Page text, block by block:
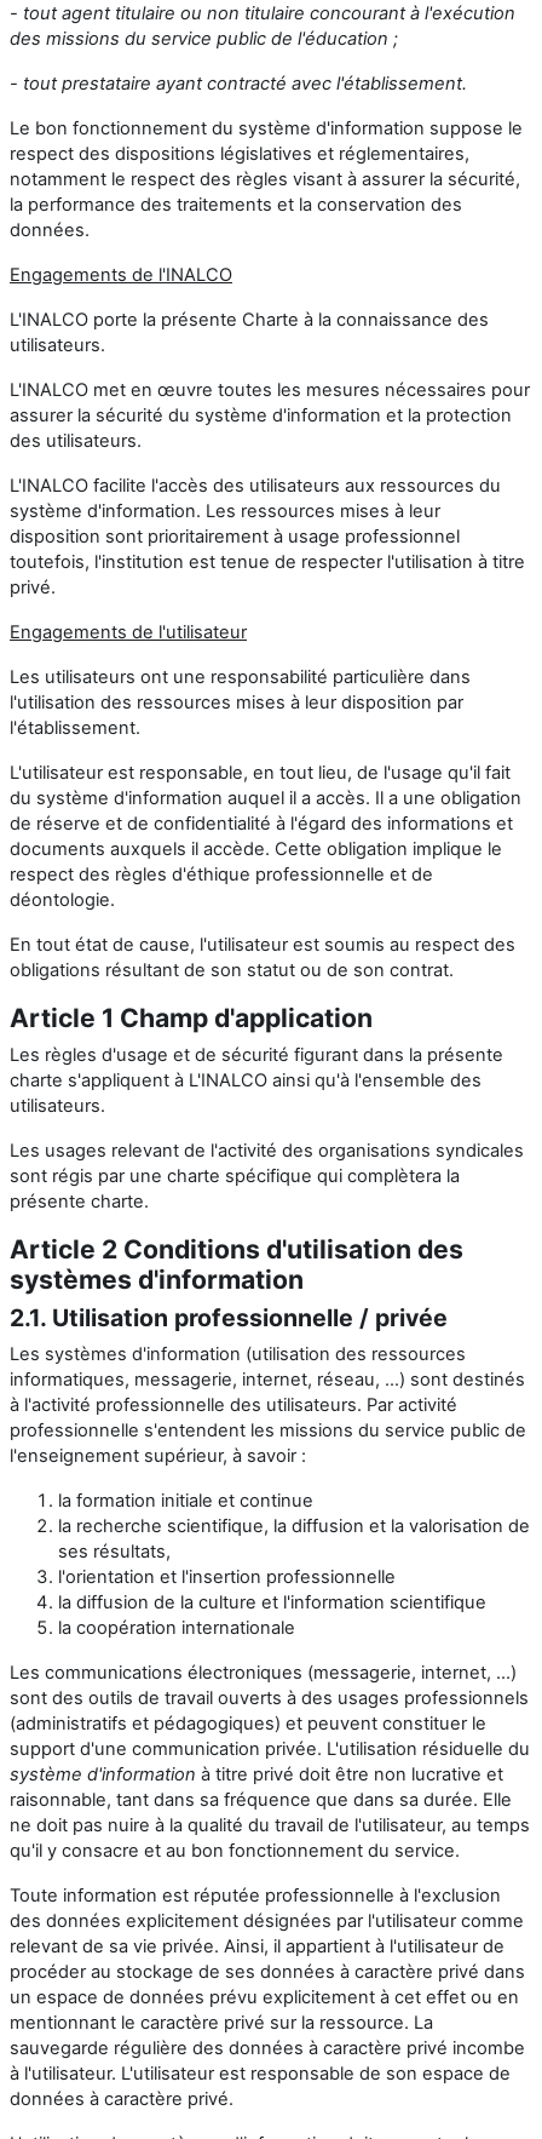
- tout agent titulaire ou non titulaire concourant à l'exécution
des missions du service public de l'éducation ;
- tout prestataire ayant contracté avec l'établissement.
Le bon fonctionnement du système d'information suppose le
respect des dispositions législatives et réglementaires,
notamment le respect des règles visant à assurer la sécurité,
la performance des traitements et la conservation des
données.
Engagements de l'INALCO
L'INALCO porte la présente Charte à la connaissance des
utilisateurs.
L'INALCO met en œuvre toutes les mesures nécessaires pour
assurer la sécurité du système d'information et la protection
des utilisateurs.
L'INALCO facilite l'accès des utilisateurs aux ressources du
système d'information. Les ressources mises à leur
disposition sont prioritairement à usage professionnel
toutefois, l'institution est tenue de respecter l'utilisation à titre
privé.
Engagements de l'utilisateur
Les utilisateurs ont une responsabilité particulière dans
l'utilisation des ressources mises à leur disposition par
l'établissement.
L'utilisateur est responsable, en tout lieu, de l'usage qu'il fait
du système d'information auquel il a accès. Il a une obligation
de réserve et de confidentialité à l'égard des informations et
documents auxquels il accède. Cette obligation implique le
respect des règles d'éthique professionnelle et de
déontologie.
En tout état de cause, l'utilisateur est soumis au respect des
obligations résultant de son statut ou de son contrat.
Article 1 Champ d'application
Les règles d'usage et de sécurité figurant dans la présente
charte s'appliquent à L'INALCO ainsi qu'à l'ensemble des
utilisateurs.
Les usages relevant de l'activité des organisations syndicales
sont régis par une charte spécifique qui complètera la
présente charte.
Article 2 Conditions d'utilisation des
systèmes d'information
2.1. Utilisation professionnelle / privée
Les systèmes d'information (utilisation des ressources
informatiques, messagerie, internet, réseau, ...) sont destinés
à l'activité professionnelle des utilisateurs. Par activité
professionnelle s'entendent les missions du service public de
l'enseignement supérieur, à savoir :
la formation initiale et continue
la recherche scientifique, la diffusion et la valorisation de
ses résultats,
l'orientation et l'insertion professionnelle
la diffusion de la culture et l'information scientifique
la coopération internationale
Les communications électroniques (messagerie, internet, ...)
sont des outils de travail ouverts à des usages professionnels
(administratifs et pédagogiques) et peuvent constituer le
support d'une communication privée. L'utilisation résiduelle du
système d'information à titre privé doit être non lucrative et
raisonnable, tant dans sa fréquence que dans sa durée. Elle
ne doit pas nuire à la qualité du travail de l'utilisateur, au temps
qu'il y consacre et au bon fonctionnement du service.
Toute information est réputée professionnelle à l'exclusion
des données explicitement désignées par l'utilisateur comme
relevant de sa vie privée. Ainsi, il appartient à l'utilisateur de
procéder au stockage de ses données à caractère privé dans
un espace de données prévu explicitement à cet effet ou en
mentionnant le caractère privé sur la ressource. La
sauvegarde régulière des données à caractère privé incombe
à l'utilisateur. L'utilisateur est responsable de son espace de
données à caractère privé.